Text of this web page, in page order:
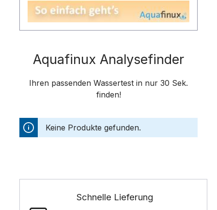
Aquafinux Analysefinder
Ihren passenden Wassertest in nur 30 Sek.
finden!
Keine Produkte gefunden.
Schnelle Lieferung